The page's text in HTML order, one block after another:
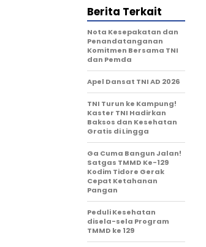
Berita Terkait
Nota Kesepakatan dan
Penandatanganan
Komitmen Bersama TNI
dan Pemda
Apel Dansat TNI AD 2026
TNI Turun ke Kampung!
Kaster TNI Hadirkan
Baksos dan Kesehatan
Gratis di Lingga
Ga Cuma Bangun Jalan!
Satgas TMMD Ke-129
Kodim Tidore Gerak
Cepat Ketahanan
Pangan
Peduli Kesehatan
disela-sela Program
TMMD ke 129